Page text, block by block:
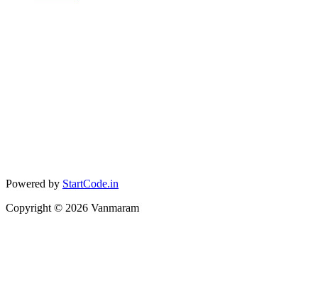
Powered by StartCode.in
Copyright © 2026 Vanmaram